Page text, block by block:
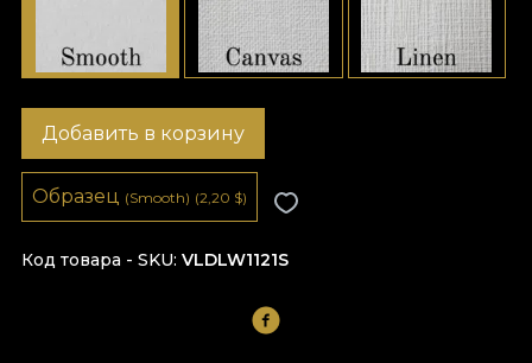
Код товара - SKU VLDLW1121S
Добавить в корзину
Образец (Smooth) (2,20 $)